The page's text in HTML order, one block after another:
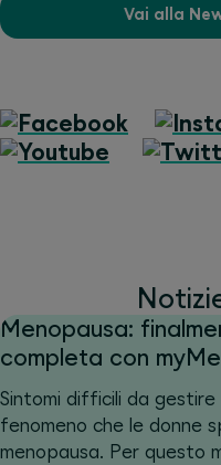
Vai alla
Menopausa:
completa con
Sintomi difficili da gestire
fenomeno che le donne
menopausa. Per questo